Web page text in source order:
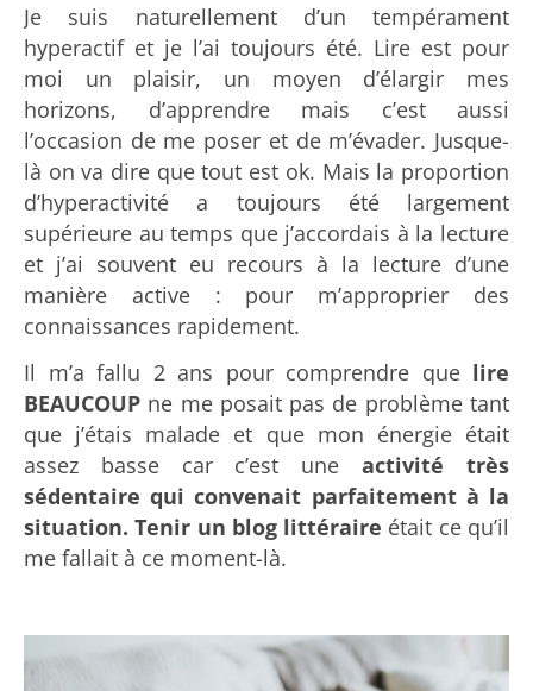
Je suis naturellement d’un tempérament
hyperactif et je l’ai toujours été. Lire est pour
moi un plaisir, un moyen d’élargir mes
horizons, d’apprendre mais c’est aussi
l’occasion de me poser et de m’évader. Jusque-
là on va dire que tout est ok. Mais la proportion
d’hyperactivité a toujours été largement
supérieure au temps que j’accordais à la lecture
et j’ai souvent eu recours à la lecture d’une
manière active : pour m’approprier des
connaissances rapidement.
Il m’a fallu 2 ans pour comprendre que lire
BEAUCOUP ne me posait pas de problème tant
que j’étais malade et que mon énergie était
assez basse car c’est uneactivité très
sédentaire qui convenait parfaitement à la
situation. Tenir un blog littéraire était ce qu’il
me fallait à ce moment-là.